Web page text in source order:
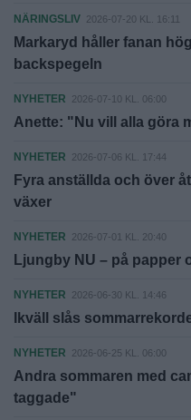
NÄRINGSLIV 2026-07-20 KL. 16:11
Markaryd håller fanan
backspegeln
NYHETER 2026-07-10 KL. 06:00
Anette: "Nu vill alla göra
NYHETER 2026-07-06 KL. 17:44
Fyra anställda och över
växer
NYHETER 2026-07-01 KL. 20:40
Ljungby NU – på papper
NYHETER 2026-06-30 KL. 14:46
Ikväll slås
NYHETER 2026-06-25 KL. 06:00
Andra sommaren med
taggade"